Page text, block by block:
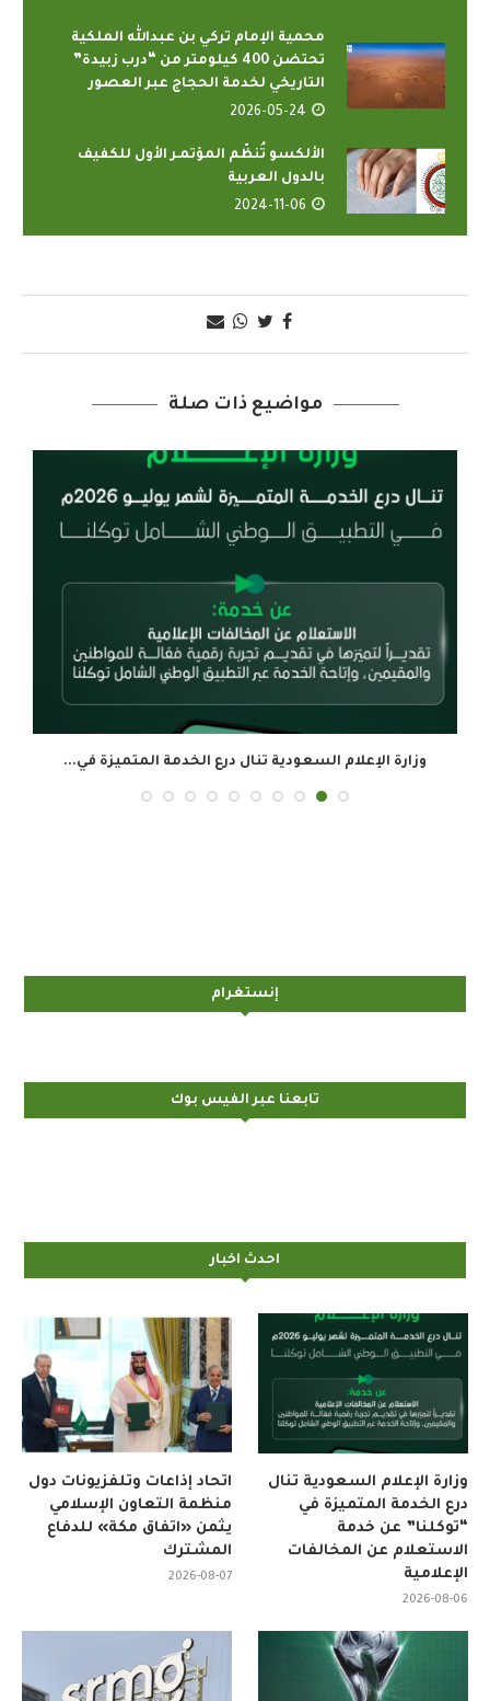
محمية الإمام تركي بن عبدالله الملكية
تحتضن 400 كيلومتر من “درب زبيدة”
التاريخي لخدمة الحجاج عبر العصور
2026-05-24
الألكسو تُنظّم المؤتمـر الأول للكفيف
بالدول العربية
2024-11-06
مواضيع ذات صلة
وزارة الإعلام السعودية تنال درع الخدمة المتميزة في...
إنستغرام
تابعنا عبر الفيس بوك
احدث اخبار
اتحاد إذاعات وتلفزيونات دول
منظمة التعاون الإسلامي
يثمن «اتفاق مكة» للدفاع
المشترك
2026-08-07
وزارة الإعلام السعودية تنال
درع الخدمة المتميزة في
“توكلنا” عن خدمة
الاستعلام عن المخالفات
الإعلامية
2026-08-06